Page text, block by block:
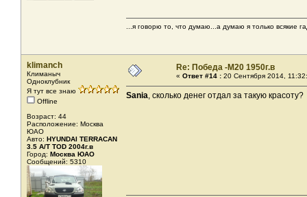
...я говорю то, что думаю...а думаю я только всякие
klimanch
Климаныч
Одноклубник
Я тут все знаю
Offline
Возраст: 44
Расположение: Москва
ЮАО
Авто: HYUNDAI TERRACAN
3.5 A/T TOD 2004г.в
Город: Москва ЮАО
Сообщений: 5310
Re: Победа -М20 1950г.в
« Ответ #14 : 20 Сентября 2014,
Sania, сколько денег отдал за такую красоту?